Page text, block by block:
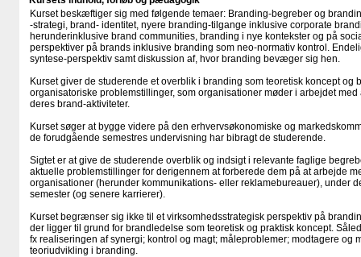
Kurset beskæftiger sig med følgende temaer: Branding-begreber og
-strategi, brand- identitet, nyere branding-tilgange inklusive corporate
herunderinklusive brand communities, branding i nye kontekster og på
perspektiver på brands inklusive branding som neo-normativ kontrol.
syntese-perspektiv samt diskussion af, hvor branding bevæger sig hen.
Kurset giver de studerende et overblik i branding som teoretisk koncept og
organisatoriske problemstillinger, som organisationer møder i arbejdet
deres brand-aktiviteter.
Kurset søger at bygge videre på den erhvervsøkonomiske og
de forudgående semestres undervisning har bibragt de studerende.
Sigtet er at give de studerende overblik og indsigt i relevante faglige
aktuelle problemstillinger for derigennem at forberede dem på at arbejde
organisationer (herunder kommunikations- eller reklamebureauer), under
semester (og senere karrierer).
Kurset begrænser sig ikke til et virksomhedsstrategisk perspektiv på
der ligger til grund for brandledelse som teoretisk og praktisk koncept.
fx realiseringen af synergi; kontrol og magt; måleproblemer; modtagere og
teoriudvikling i branding.